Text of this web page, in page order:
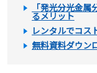
「発光分光金
るメリット
レンタルでコス
無料資料ダウン